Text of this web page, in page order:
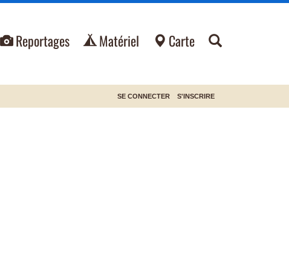
Reportages Matériel Carte
SE CONNECTER S'INSCRIRE